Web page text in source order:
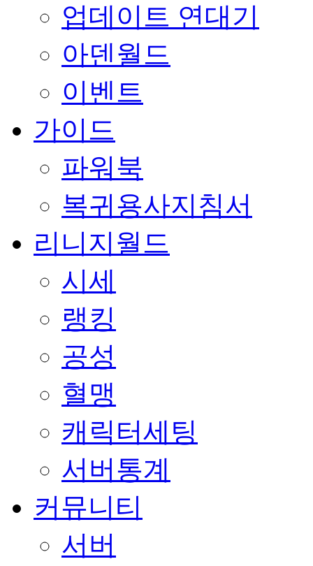
업데이트 연대기
아덴월드
이벤트
가이드
파워북
복귀용사지침서
리니지월드
시세
랭킹
공성
혈맹
캐릭터세팅
서버통계
커뮤니티
서버